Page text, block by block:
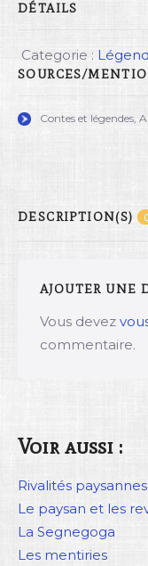
DÉTAILS
Categorie :
SOURCES/
Contes et légendes,
DESCRIPTION(S)
AJOUTER UNE
Vous devez
commentaire.
Voir aussi :
Rivalités paysannes
Le paysan et les
La Segnegoga
Les mentiries